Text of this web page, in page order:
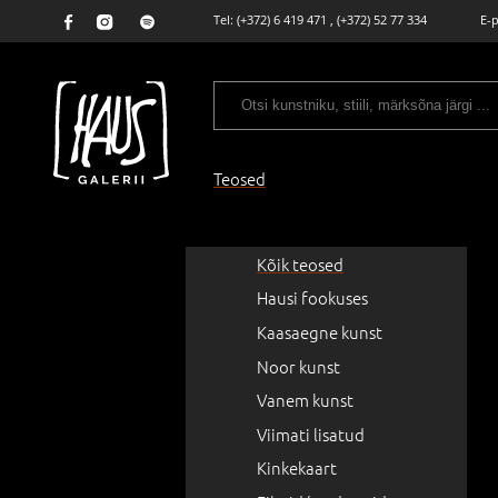
Tel: (+372) 6 419 471 , (+372) 52 77 334 E-
Teosed
Kõik teosed
Hausi fookuses
Kaasaegne kunst
Noor kunst
Vanem kunst
Viimati lisatud
Kinkekaart